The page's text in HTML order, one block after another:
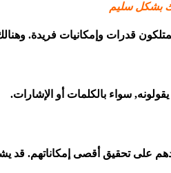
بشكل سليم
قدرات وإمكانيات فريدة.
سواء بالكلمات أو الإشارات.
على تحقيق أقصى إمكاناتهم. قد